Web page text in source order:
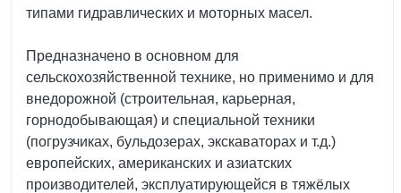
типами гидравлических и моторных масел.
Предназначено в основном для
сельскохозяйственной технике, но применимо и для
внедорожной (строительная, карьерная,
горнодобывающая) и специальной техники
(погрузчиках, бульдозерах, экскаваторах и т.д.)
европейских, американских и азиатских
производителей, эксплуатирующейся в тяжёлых